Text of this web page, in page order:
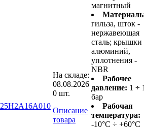
25H2A16A010
На складе:
08.08.2026
0 шт.
Описание
товара
магнитный
гильза, шток -
нержавеющая
сталь; крышки
алюминий,
уплотнения -
NBR
Рабочее
давление: 1 ÷
бар
Рабочая
температура:
-10°C ÷ +60°C